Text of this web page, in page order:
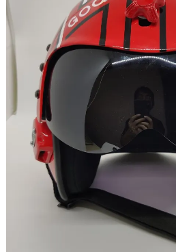
らえたようで良か